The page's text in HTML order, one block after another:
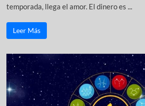
temporada, llega el amor. El dinero es ...
Leer Más